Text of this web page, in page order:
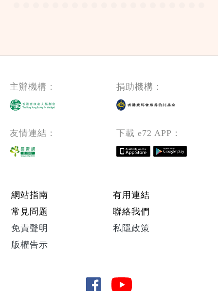
主辦機構： 捐助機構：
友情連結： 下載 e72 APP：
Footer menu
網站指南
有用連結
常見問題
聯絡我們
免責聲明
私隱政策
版權告示